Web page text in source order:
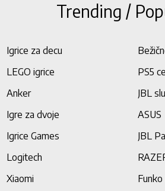
Trending /
Igrice za decu
LEGO igrice
PS5
Anker
JBL
Igre za dvoje
ASUS
Igrice Games
JBL
Logitech
Xiaomi